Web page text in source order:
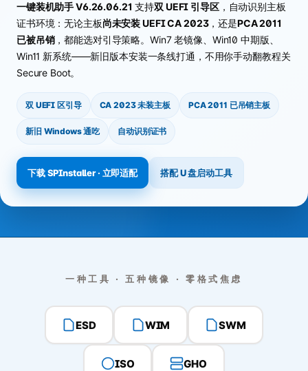
一键装机助手 V6.26.06.21 支持双 UEFI 引导区，自动识别主板
证书环境：无论主板尚未安装 UEFI CA 2023，还是PCA 2011
已被吊销，都能选对引导策略。Win7 老镜像、Win10 中期版、
Win11 新系统——新旧版本安装一条线打通，不用你手动翻教程关
Secure Boot。
双 UEFI 区引导 CA 2023 未装主板 PCA 2011 已吊销主板
新旧 Windows 通吃 自动识别证书
下载 SPInstaller · 立即适配 搭配 U 盘启动工具
一种工具 · 五种镜像 · 零格式焦虑
ESD WIM SWM
ISO GHO